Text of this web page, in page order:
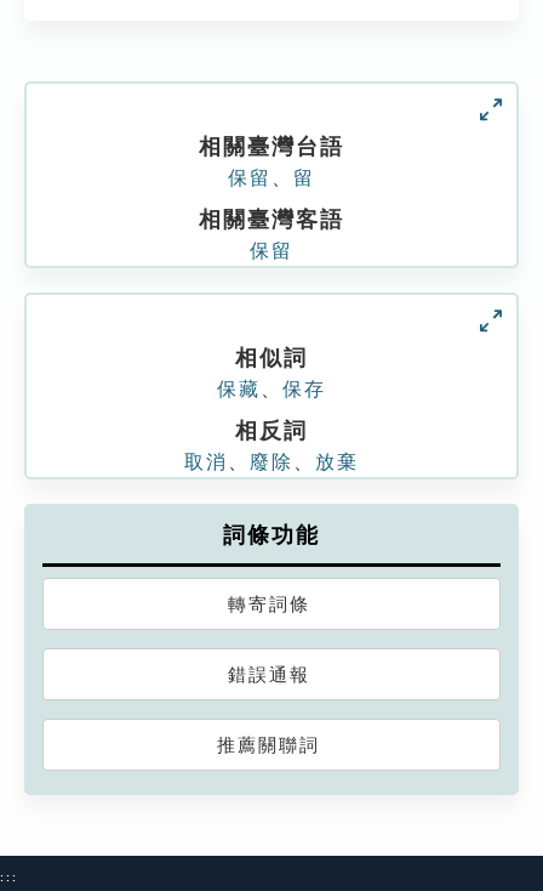
相關臺灣台語
保留 留
相關臺灣客語
保留
相似詞
保藏 保存
相反詞
取消 廢除 放棄
詞條功能
轉寄詞條
錯誤通報
推薦關聯詞
:::